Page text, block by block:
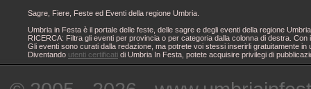
Sagre, Fiere, Feste ed Eventi della regione Umbria.
Umbria in Festa è il portale delle feste, delle sagre e degli eventi della regione
RICERCA: Filtra gli eventi per provincia o per categoria dalla colonna di destra.
Gli eventi sono curati dalla redazione, ma potrete voi stessi inserirli gratuitamente
Diventando utenti certificati di Umbria In Festa, potete acquisire privilegi di